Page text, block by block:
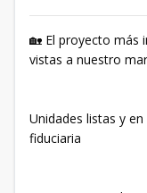
🏡 El proyecto más
vistas a nuestro
Unidades listas y en
fiduciaria